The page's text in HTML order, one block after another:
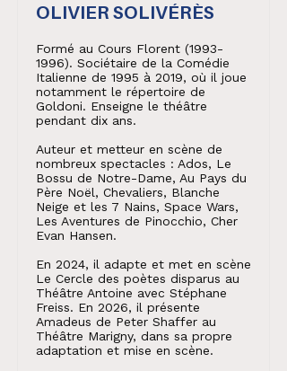
OLIVIER SOLIVÉRÈS
Formé au Cours Florent (1993-
1996). Sociétaire de la Comédie
Italienne de 1995 à 2019, où il joue
notamment le répertoire de
Goldoni. Enseigne le théâtre
pendant dix ans.
Auteur et metteur en scène de
nombreux spectacles : Ados, Le
Bossu de Notre-Dame, Au Pays du
Père Noël, Chevaliers, Blanche
Neige et les 7 Nains, Space Wars,
Les Aventures de Pinocchio, Cher
Evan Hansen.
En 2024, il adapte et met en scène
Le Cercle des poètes disparus au
Théâtre Antoine avec Stéphane
Freiss. En 2026, il présente
Amadeus de Peter Shaffer au
Théâtre Marigny, dans sa propre
adaptation et mise en scène.